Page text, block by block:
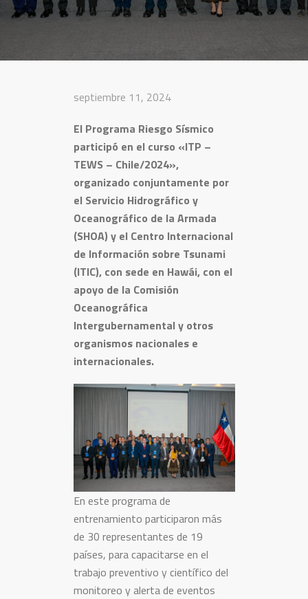
septiembre 11, 2024
El Programa Riesgo Sísmico
participó en el curso «ITP –
TEWS – Chile/2024»,
organizado conjuntamente por
el Servicio Hidrográfico y
Oceanográfico de la Armada
(SHOA) y el Centro Internacional
de Información sobre Tsunami
(ITIC), con sede en Hawái, con el
apoyo de la Comisión
Oceanográfica
Intergubernamental y otros
organismos nacionales e
internacionales.
En este programa de
entrenamiento participaron más
de 30 representantes de 19
países, para capacitarse en el
trabajo preventivo y científico del
monitoreo y alerta de eventos